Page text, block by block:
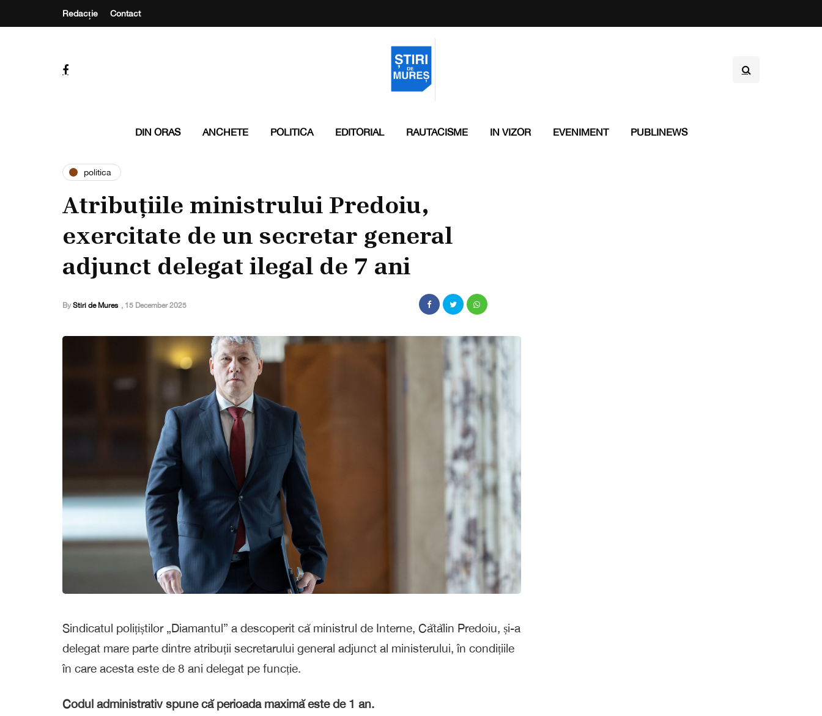
Redacție Contact
DIN ORAS ANCHETE POLITICA EDITORIAL RAUTACISME IN VIZOR EVENIMENT PUBLINEWS
politica
Atribuțiile ministrului Predoiu,
exercitate de un secretar general
adjunct delegat ilegal de 7 ani
By Stiri de Mures , 15 December 2025
Sindicatul polițiștilor „Diamantul” a descoperit că ministrul de Interne, Cătălin Predoiu, și-a
delegat mare parte dintre atribuții secretarului general adjunct al ministerului, în condițiile
în care acesta este de 8 ani delegat pe funcție.
Codul administrativ spune că perioada maximă este de 1 an.